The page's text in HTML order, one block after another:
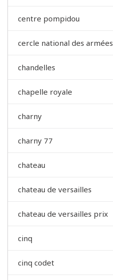
centre pompidou
cercle national des armées
chandelles
chapelle royale
charny
charny 77
chateau
chateau de versailles
chateau de versailles prix
cinq
cinq codet